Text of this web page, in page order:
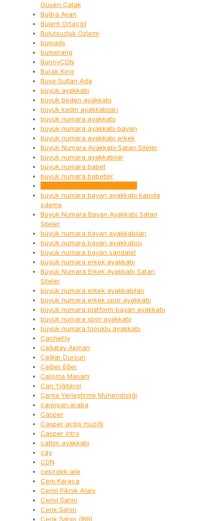
Güven Çatak
Buğra Ayan
Bülent Ortaçgil
Bulutsuzluk Özlemi
bumads
bumerang
BunnyCDN
Burak King
Buse Sultan Ada
büyük ayakkabı
büyük beden ayakkabı
büyük kadın ayakkabıları
büyük numara ayakkabı
büyük numara ayakkabı bayan
büyük numara ayakkabı erkek
Büyük Numara Ayakkabı Satan Siteler
büyük numara ayakkabılar
büyük numara babet
büyük numara babetler
büyük numara bayan ayakkabı kapıda
ödeme
Büyük Numara Bayan Ayakkabı Satan
Siteler
büyük numara bayan ayakkabıları
büyük numara bayan ayakkabısı
büyük numara bayan sandalet
büyük numara erkek ayakkabı
Büyük Numara Erkek Ayakkabı Satan
Siteler
büyük numara erkek ayakkabıları
büyük numara erkek spor ayakkabı
büyük numara platform bayan ayakkabı
büyük numara spor ayakkabı
büyük numara topuklu ayakkabı
CacheFly
Çağatay Akman
Çağlar Dursun
Çağler Eğer
Çalışma Masam
Can Yiğiterol
Çanta Yerleştirme Mühendisliği
çarpışan araba
Casper
Casper açılış müziği
Casper intro
cattim ayakkabı
çay
CDN
çekirdek aile
Cem Karaca
Cemil Piknik Alanı
Cemil Şahin
Cenk Şahin
Cenk Şahin (İBB)